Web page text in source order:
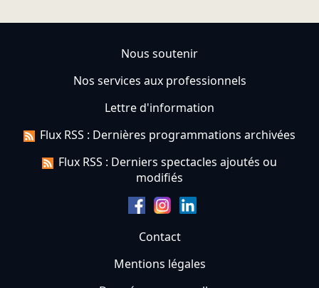
Nous soutenir
Nos services aux professionnels
Lettre d'information
Flux RSS : Dernières programmations archivées
Flux RSS : Derniers spectacles ajoutés ou
modifiés
Contact
Mentions légales